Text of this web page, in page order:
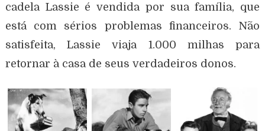
cadela Lassie é vendida por sua família, que
está com sérios problemas financeiros. Não
satisfeita, Lassie viaja 1.000 milhas para
retornar à casa de seus verdadeiros donos.